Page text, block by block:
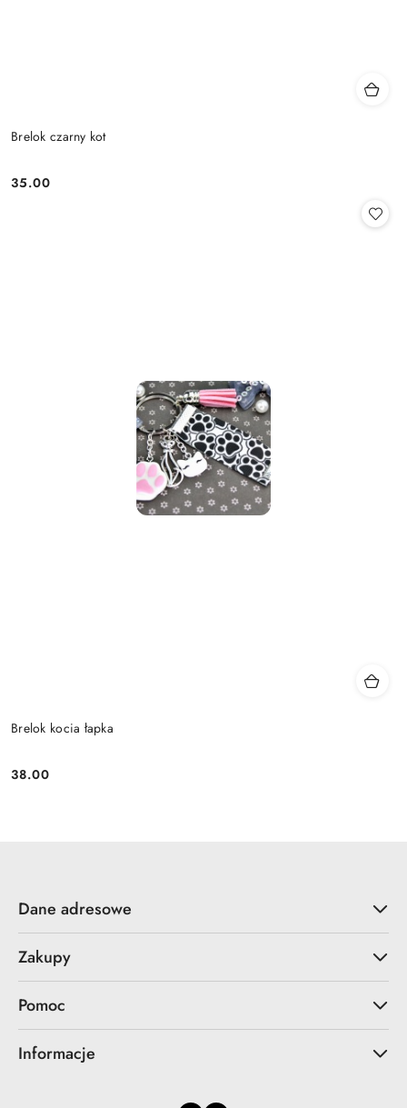
Brelok czarny kot
Cena:
35.00
Brelok kocia łapka
Cena:
38.00
Dane adresowe
Zakupy
Pomoc
Informacje